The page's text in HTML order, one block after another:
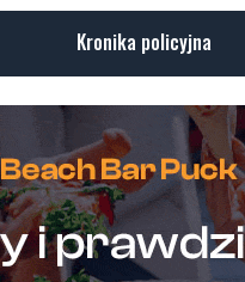
Kronika policyjna